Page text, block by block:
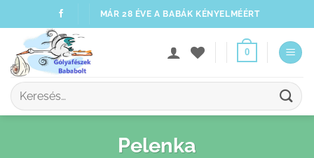
to
content
MÁR 28 ÉVE A BABÁK KÉNYELMÉÉRT
0
Keresés
a
Pelenka